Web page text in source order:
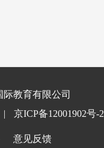
教育有限公司
| 京ICP备12001902号-2
意见反馈